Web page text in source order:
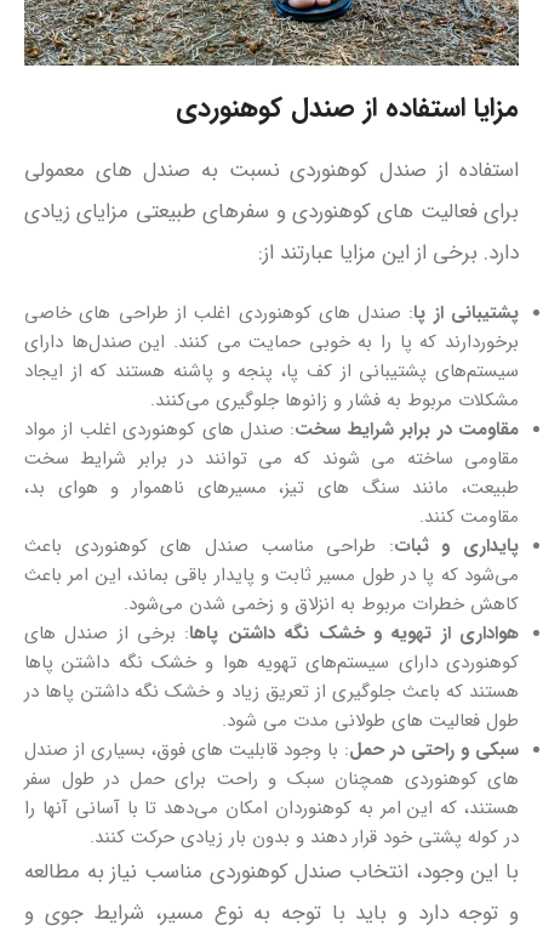
مزایا استفاده از صندل کوهنوردی
استفاده از صندل کوهنوردی نسبت به صندل‌ های معمولی
برای فعالیت‌ های کوهنوردی و سفرهای طبیعتی مزایای زیادی
دارد. برخی از این مزایا عبارتند از:
پشتیبانی از پا: صندل‌ های کوهنوردی اغلب از طراحی‌ های خاصی
برخوردارند که پا را به خوبی حمایت می‌ کنند. این صندل‌ها دارای
سیستم‌های پشتیبانی از کف پا، پنجه و پاشنه هستند که از ایجاد
مشکلات مربوط به فشار و زانوها جلوگیری می‌کنند.
مقاومت در برابر شرایط سخت: صندل‌ های کوهنوردی اغلب از مواد
مقاومی ساخته می‌ شوند که می‌ توانند در برابر شرایط سخت
طبیعت، مانند سنگ‌ های تیز، مسیرهای ناهموار و هوای بد،
مقاومت کنند.
پایداری و ثبات: طراحی مناسب صندل‌ های کوهنوردی باعث
می‌شود که پا در طول مسیر ثابت و پایدار باقی بماند، این امر باعث
کاهش خطرات مربوط به انزلاق و زخمی شدن می‌شود.
هواداری از تهویه و خشک نگه داشتن پاها: برخی از صندل‌ های
کوهنوردی دارای سیستم‌های تهویه هوا و خشک نگه داشتن پاها
هستند که باعث جلوگیری از تعریق زیاد و خشک نگه داشتن پاها در
طول فعالیت‌ های طولانی مدت می‌ شود.
سبکی و راحتی در حمل: با وجود قابلیت‌ های فوق، بسیاری از صندل‌
های کوهنوردی همچنان سبک و راحت برای حمل در طول سفر
هستند، که این امر به کوهنوردان امکان می‌دهد تا با آسانی آنها را
در کوله‌ پشتی خود قرار دهند و بدون بار زیادی حرکت کنند.
با این وجود، انتخاب صندل کوهنوردی مناسب نیاز به مطالعه
و توجه دارد و باید با توجه به نوع مسیر، شرایط جوی و